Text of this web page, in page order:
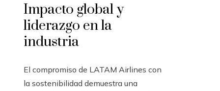
Impacto global y
liderazgo en la
industria
El compromiso de LATAM Airlines con
la sostenibilidad demuestra una